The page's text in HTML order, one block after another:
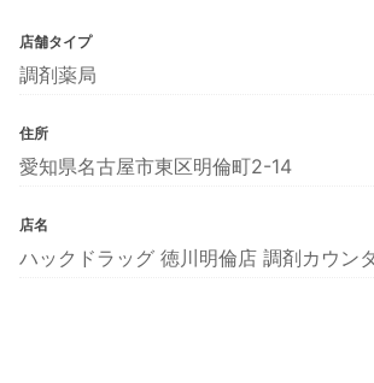
店舗タイプ
調剤薬局
住所
愛知県名古屋市東区明倫町2-14
店名
ハックドラッグ 徳川明倫店 調剤カウン